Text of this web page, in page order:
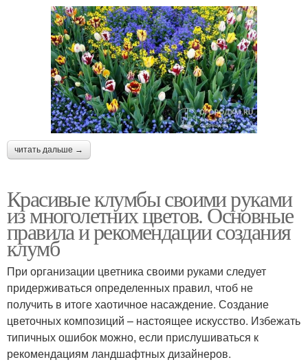
читать дальше →
Красивые клумбы своими руками
из многолетних цветов. Основные
правила и рекомендации создания
клумб
При организации цветника своими руками следует
придерживаться определенных правил, чтоб не
получить в итоге хаотичное насаждение. Создание
цветочных композиций – настоящее искусство. Избежать
типичных ошибок можно, если прислушиваться к
рекомендациям ландшафтных дизайнеров.